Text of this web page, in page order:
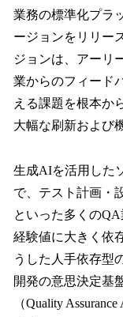
込
み
中
で
す
業務の標準化プラ
ージョンをリリー
ジョンは、アーリ
業からのフィード
える課題を根本か
大幅な刷新および
生成AIを活用した
で、テスト計画・
といった多くの
経験値に大きく依
うした人手依存型
開発の意思決定基
（Quality